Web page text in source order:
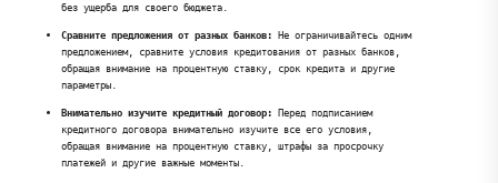
без ущерба для своего бюджета.
Сравните предложения от разных банков: Не ограничивайтесь одним
предложением, сравните условия кредитования от разных банков,
обращая внимание на процентную ставку, срок кредита и другие
параметры.
Внимательно изучите кредитный договор: Перед подписанием
кредитного договора внимательно изучите все его условия,
обращая внимание на процентную ставку, штрафы за просрочку
платежей и другие важные моменты.